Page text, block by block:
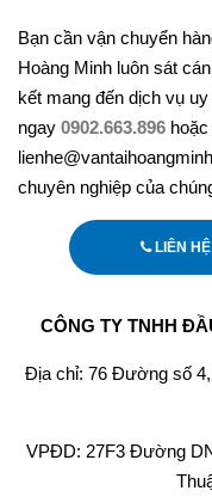
Bạn cần vận chuyển
Hoàng Minh luôn sát
kết mang đến dịch vụ
ngay 0902.663.896
chuyên nghiệp của
LIÊN
CÔNG TY TNHH
Địa chỉ: 76 Đường số
VPĐD: 27F3 Đường